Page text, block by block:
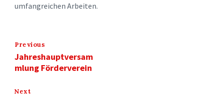
umfangreichen Arbeiten.
Previous
Jahreshauptversam
mlung Förderverein
Next